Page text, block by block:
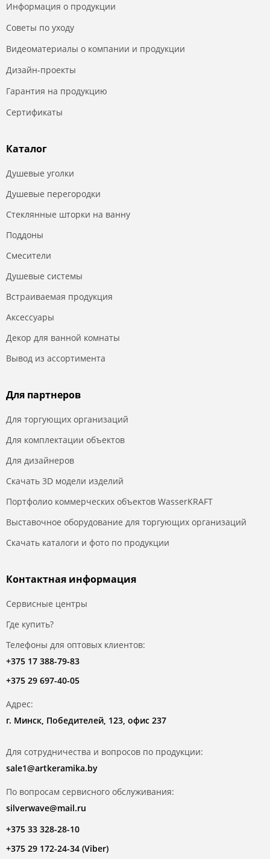
Информация о продукции
Советы по уходу
Видеоматериалы о компании и продукции
Дизайн-проекты
Гарантия на продукцию
Сертификаты
Каталог
Душевые уголки
Душевые перегородки
Стеклянные шторки на ванну
Поддоны
Смесители
Душевые системы
Встраиваемая продукция
Аксессуары
Декор для ванной комнаты
Вывод из ассортимента
Для партнеров
Для торгующих организаций
Для комплектации объектов
Для дизайнеров
Скачать 3D модели изделий
Портфолио коммерческих объектов WasserKRAFT
Выставочное оборудование для торгующих организаций
Скачать каталоги и фото по продукции
Контактная информация
Сервисные центры
Где купить?
Телефоны для оптовых клиентов:
+375 17 388-79-83
+375 29 697-40-05
Адрес:
г. Минск, Победителей, 123, офис 237
Для сотрудничества и вопросов по продукции:
sale1@artkeramika.by
По вопросам сервисного обслуживания:
silverwave@mail.ru
+375 33 328-28-10
+375 29 172-24-34 (Viber)